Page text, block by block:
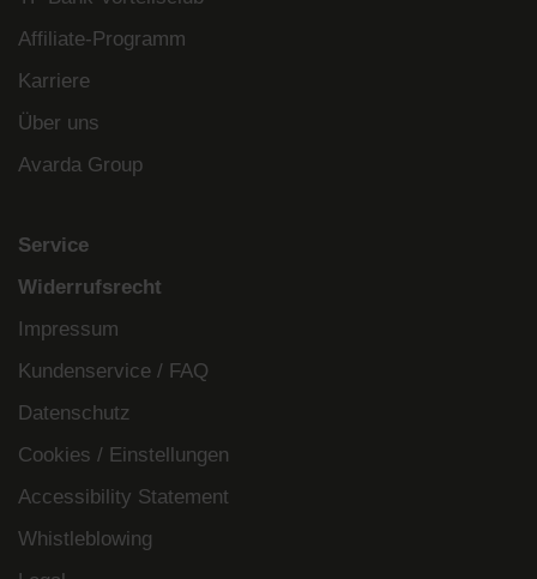
Affiliate-Programm
Karriere
Über uns
Avarda Group
Service
Widerrufsrecht
Impressum
Kundenservice / FAQ
Datenschutz
Cookies / Einstellungen
Accessibility Statement
Whistleblowing